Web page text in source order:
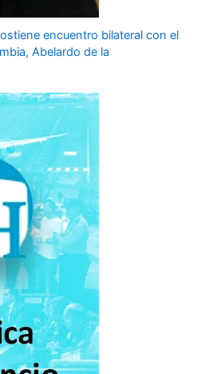
encuentro bilateral con el
Abelardo de la